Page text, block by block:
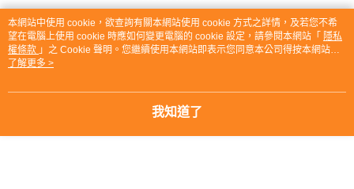
本網站中使用 cookie，欲查詢有關本網站使用 cookie 方式之詳情，及若您不希
望在電腦上使用 cookie 時應如何變更電腦的 cookie 設定，請參閱本網站「 隱私
權條款 」之 Cookie 聲明。您繼續使用本網站即表示您同意本公司得按本網站使
用條款之 Cookie 聲明使用 cookie。
了解更多 >
我知道了